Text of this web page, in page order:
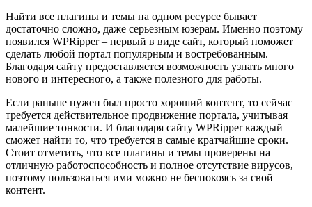
Найти все плагины и темы на одном ресурсе бывает
достаточно сложно, даже серьезным юзерам. Именно поэтому
появился WPRipper – первый в виде сайт, который поможет
сделать любой портал популярным и востребованным.
Благодаря сайту предоставляется возможность узнать много
нового и интересного, а также полезного для работы.
Если раньше нужен был просто хороший контент, то сейчас
требуется действительное продвижение портала, учитывая
малейшие тонкости. И благодаря сайту WPRipper каждый
сможет найти то, что требуется в самые кратчайшие сроки.
Стоит отметить, что все плагины и темы проверены на
отличную работоспособность и полное отсутствие вирусов,
поэтому пользоваться ими можно не беспокоясь за свой
контент.